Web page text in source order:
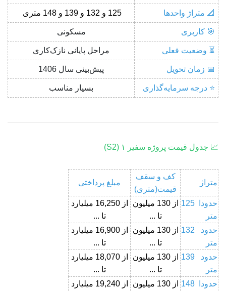
📐 متراژ واحدها 125 و 132 و 139 و 148 متری
🎯 کاربری مسکونی
⏳ وضعیت فعلی مراحل پایانی نازک‌کاری
📅 زمان تحویل پیش‌بینی سال 1406
⭐ درجه سرمایه‌گذاری بسیار مناسب
📈 جدول قیمت پروژه سفیر ۱ (S2)
متراژ
کف و سقف
قیمت(متری)
مبلغ پرداختی
حدودا 125
متر
از 130 میلیون
تا ...
از 16,250 میلیارد
تا ...
حدود 132
متر
از 130 میلیون
تا ...
از 16,900 میلیارد
تا ...
حدود 139
متر
از 130 میلیون
تا ...
از 18,070 میلیارد
تا ...
حدودا 148
از 130 میلیون
از 19,240 میلیارد